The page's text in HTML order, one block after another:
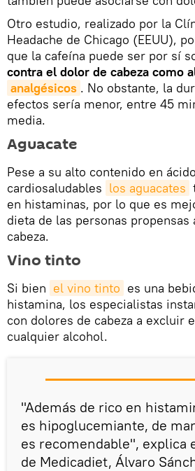
Otro estudio, realizado por la
Headache de Chicago (EEUU),
que la cafeína puede ser por sí
contra el dolor de cabeza como
analgésicos . No obstante, la
efectos sería menor, entre 45
media.
Aguacate
Pese a su alto contenido en
cardiosaludables los aguacates
en histaminas, por lo que es
dieta de las personas propensas
cabeza.
Vino tinto
Si bien el vino tinto es una
histamina, los especialistas
con dolores de cabeza a excluir
cualquier alcohol.
"Además de rico en
es hipoglucemiante, de
es recomendable", explica
de Medicadiet, Álvaro